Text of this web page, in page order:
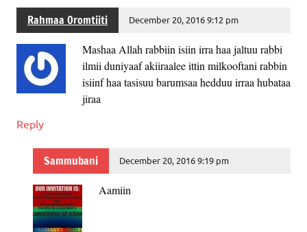
Rahmaa Oromtiiti December 20, 2016 9:12 pm
Mashaa Allah rabbiin isiin irra haa jaltuu rabbi
ilmii duniyaaf akiiraalee ittin milkooftani rabbin
isiinf haa tasisuu barumsaa hedduu irraa hubataa
jiraa
Reply
Sammubani December 20, 2016 9:19 pm
Aamiin